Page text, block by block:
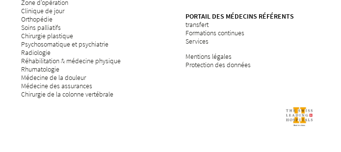
Zone d'opération
Clinique de jour
Orthopédie
Soins palliatifs
Chirurgie plastique
Psychosomatique et psychiatrie
Radiologie
Réhabilitation & médecine physique
Rhumatologie
Médecine de la douleur
Médecine des assurances
Chirurgie de la colonne vertébrale
PORTAIL DES MÉDECINS RÉFÉRENTS
transfert
Formations continues
Services
Mentions légales
Protection des données